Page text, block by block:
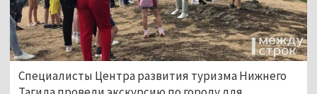
Специалисты Центра развития туризма Нижнего